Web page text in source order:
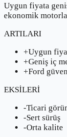
Uygun fiyata
ekonomik
ARTILARI
+Uygun
+Geniş iç
+Ford
EKSİLERİ
-Ticari
-Sert sürüş
-Orta kalite